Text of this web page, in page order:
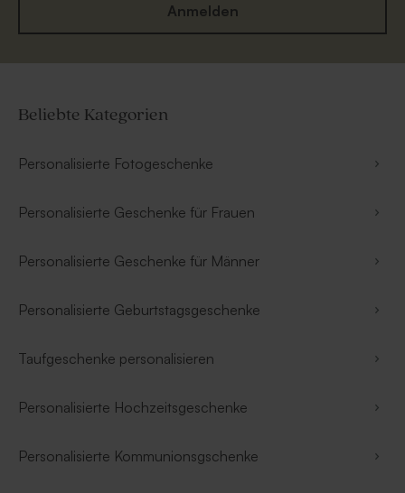
Anmelden
Beliebte Kategorien
Personalisierte Fotogeschenke
Personalisierte Geschenke für Frauen
Personalisierte Geschenke für Männer
Personalisierte Geburtstagsgeschenke
Taufgeschenke personalisieren
Personalisierte Hochzeitsgeschenke
Personalisierte Kommunionsgschenke